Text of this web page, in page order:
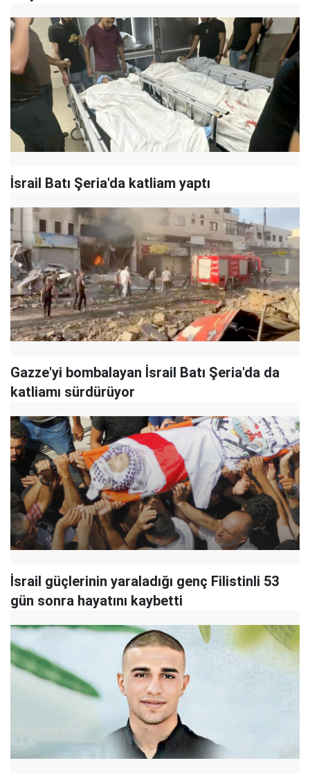
İsrail Batı Şeria'da katliam yaptı
Gazze'yi bombalayan İsrail Batı Şeria'da da
katliamı sürdürüyor
İsrail güçlerinin yaraladığı genç Filistinli 53
gün sonra hayatını kaybetti